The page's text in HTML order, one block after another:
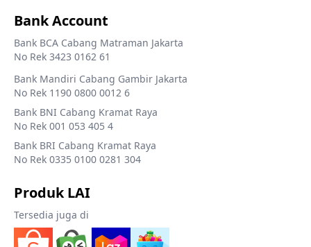
Bank Account
Bank BCA Cabang Matraman Jakarta
No Rek 3423 0162 61
Bank Mandiri Cabang Gambir Jakarta
No Rek 1190 0800 0012 6
Bank BNI Cabang Kramat Raya
No Rek 001 053 405 4
Bank BRI Cabang Kramat Raya
No Rek 0335 0100 0281 304
Produk LAI
Tersedia juga di